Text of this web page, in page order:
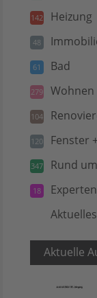
142 Heizung
48
61 Bad
279 Wohnen
104
120 Fenster
347 Rund
18
Aktuelles
Aktuelle